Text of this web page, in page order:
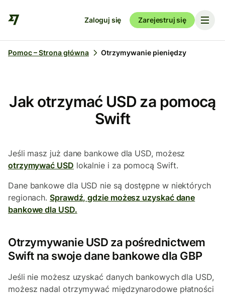
Zaloguj się Zarejestruj się
Pomoc – Strona główna Otrzymywanie pieniędzy
Jak otrzymać USD za pomocą
Swift
Jeśli masz już dane bankowe dla USD, możesz
otrzymywać USD lokalnie i za pomocą Swift.
Dane bankowe dla USD nie są dostępne w niektórych
regionach.Sprawdź, gdzie możesz uzyskać dane
bankowe dla USD.
Otrzymywanie USD za pośrednictwem
Swift na swoje dane bankowe dla GBP
Jeśli nie możesz uzyskać danych bankowych dla USD,
możesz nadal otrzymywać międzynarodowe płatności